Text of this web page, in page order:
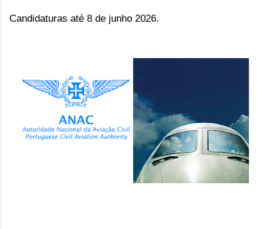
Candidaturas até 8 de junho 2026.